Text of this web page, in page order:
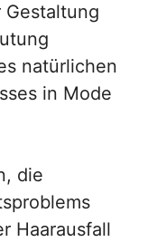
natürlichen
in Mode
die
Haarausfall